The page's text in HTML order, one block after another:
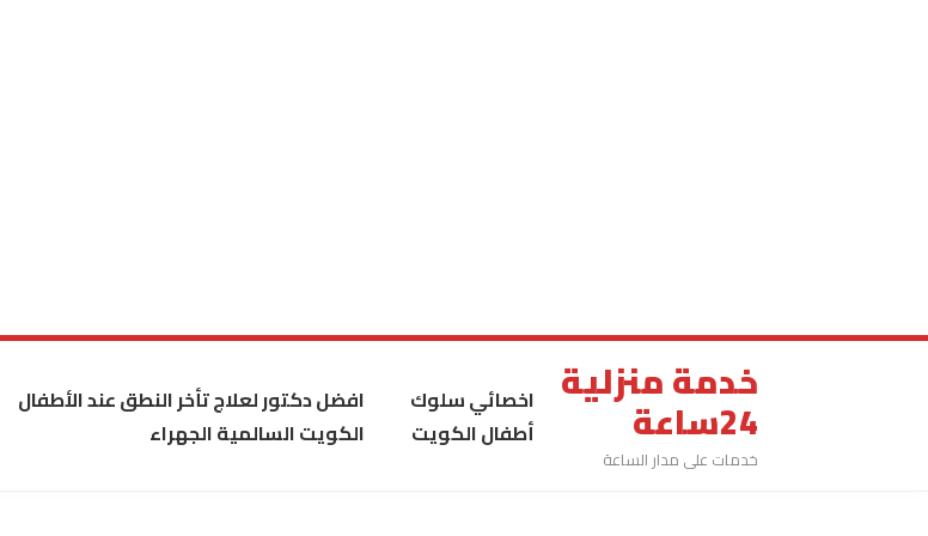
خدمة منزلية
24ساعة
خدمات على مدار الساعة
اخصائي سلوك
أطفال الكويت
افضل دكتور لعلاج تأخر النطق عند الأطفال
الكويت السالمية الجهراء